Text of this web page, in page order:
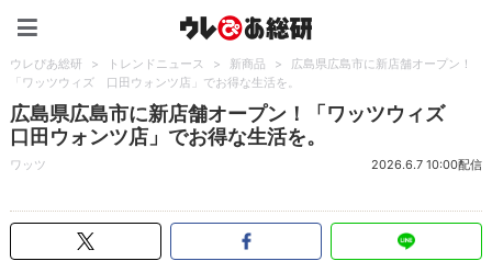
ウレぴあ総研 > トレンドニュース > 新商品 >
広島県広島市に新店舗オープン！
「ワッツウィズ 口田ウォンツ店」でお得な生活を。
広島県広島市に新店舗オープン！「ワッツウィズ
口田ウォンツ店」でお得な生活を。
ワッツ 2026.6.7 10:00配信